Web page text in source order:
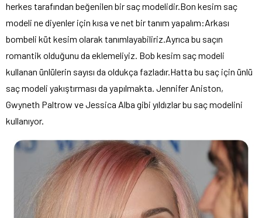
herkes tarafından beğenilen bir saç modelidir.Bon kesim saç
modeli ne diyenler için kısa ve net bir tanım yapalım:Arkası
bombeli küt kesim olarak tanımlayabiliriz.Ayrıca bu saçın
romantik olduğunu da eklemeliyiz. Bob kesim saç modeli
kullanan ünlülerin sayısı da oldukça fazladır.Hatta bu saç için ünlü
saç modeli yakıştırması da yapılmakta. Jennifer Aniston,
Gwyneth Paltrow ve Jessica Alba gibi yıldızlar bu saç modelini
kullanıyor.